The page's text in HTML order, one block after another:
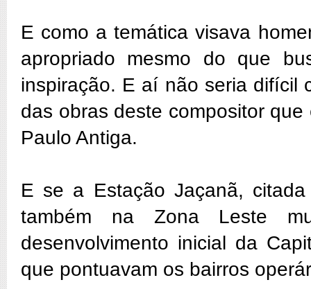
E como a temática visava
apropriado mesmo do que
inspiração. E aí não seria difícil
das obras deste compositor
Paulo Antiga.
E se a Estação Jaçanã,
também na Zona Leste
desenvolvimento inicial da
que pontuavam os bairros